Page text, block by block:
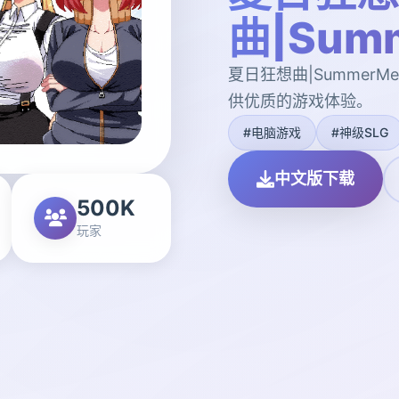
500K
玩家
曲
夏日狂想曲
供优质的游戏体验。
#电脑游戏 #神级SLG
中文版下载